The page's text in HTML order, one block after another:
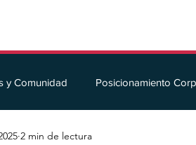
y Comunidad Posicionamiento
Inteligencia Artificial
2 min de lectura